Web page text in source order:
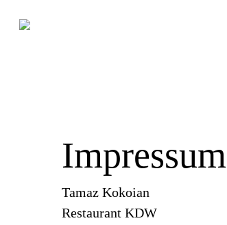
Impressum
Tamaz Kokoian
Restaurant KDW